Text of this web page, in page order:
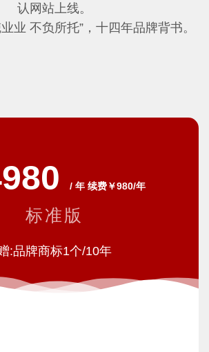
认网站上线。
业 不负所托”，十四年品牌背书。
/ 年 续费￥980/年
标准版
:品牌商标1个/10年